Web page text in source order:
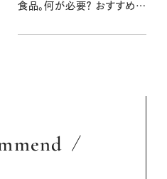
食品。何が必要？ おすすめの